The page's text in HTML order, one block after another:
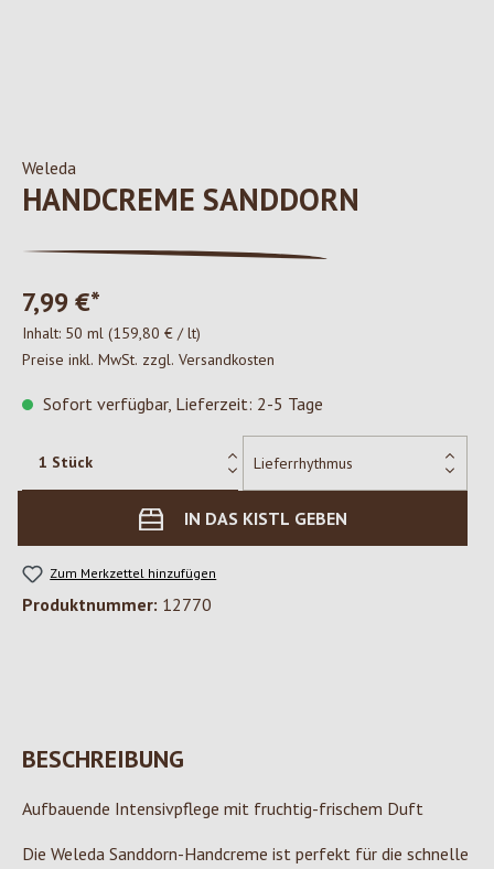
Weleda
HANDCREME SANDDORN
7,99 €*
Inhalt: 50 ml (159,80 € / lt)
Preise inkl. MwSt. zzgl. Versandkosten
Sofort verfügbar, Lieferzeit: 2-5 Tage
IN DAS KISTL GEBEN
Zum Merkzettel hinzufügen
Produktnummer: 12770
BESCHREIBUNG
Aufbauende Intensivpflege mit fruchtig-frischem Duft
Die Weleda Sanddorn-Handcreme ist perfekt für die schnelle